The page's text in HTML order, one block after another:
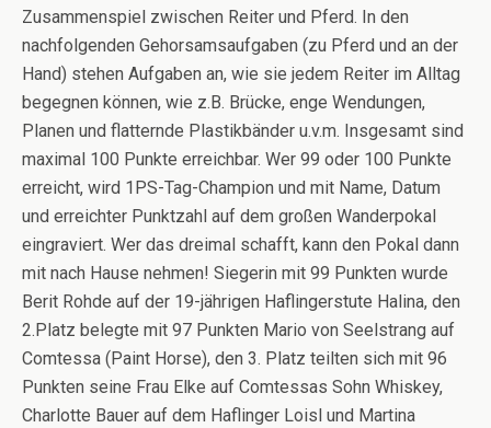
Zusammenspiel zwischen Reiter und Pferd. In den
nachfolgenden Gehorsamsaufgaben (zu Pferd und an der
Hand) stehen Aufgaben an, wie sie jedem Reiter im Alltag
begegnen können, wie z.B. Brücke, enge Wendungen,
Planen und flatternde Plastikbänder u.v.m. Insgesamt sind
maximal 100 Punkte erreichbar. Wer 99 oder 100 Punkte
erreicht, wird 1PS-Tag-Champion und mit Name, Datum
und erreichter Punktzahl auf dem großen Wanderpokal
eingraviert. Wer das dreimal schafft, kann den Pokal dann
mit nach Hause nehmen! Siegerin mit 99 Punkten wurde
Berit Rohde auf der 19-jährigen Haflingerstute Halina, den
2.Platz belegte mit 97 Punkten Mario von Seelstrang auf
Comtessa (Paint Horse), den 3. Platz teilten sich mit 96
Punkten seine Frau Elke auf Comtessas Sohn Whiskey,
Charlotte Bauer auf dem Haflinger Loisl und Martina